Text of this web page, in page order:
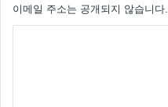
이메일 주소는 공개되지 않습니다.